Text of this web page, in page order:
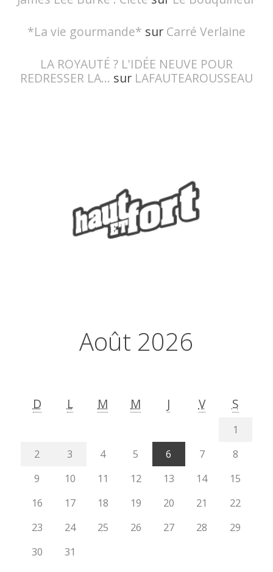
*La vie gourmande* sur Carré Verlaine
LA ROYAUTÉ ? L'IDÉE NEUVE POUR
REDRESSER LA... sur LAFAUTEAROUSSEAU
Août 2026
D L M M J V S
1
2
3 4 5 6 7
8
9
10 11 12 13 14
15
16
17 18 19 20 21
22
23
24 25 26 27 28
29
30
31